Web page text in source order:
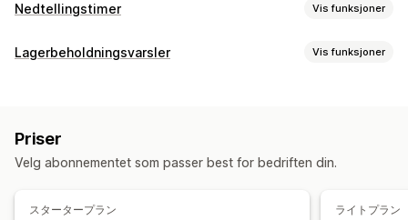
Nedtellingstimer Vis funksjoner
Visningsalternativer
Planlagt
Tidtakertype
Lagerbeholdningsvarsler Vis funksjoner
Analyser og rapportering
Priser
Velg abonnementet som passer best for bedriften din.
スタータープラン ライトプラン